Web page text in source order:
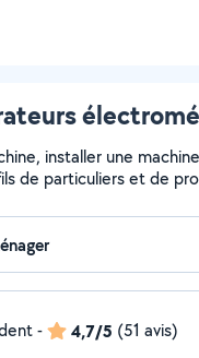
installer une
de particuliers et de
- 4,7/5 (51 avis)